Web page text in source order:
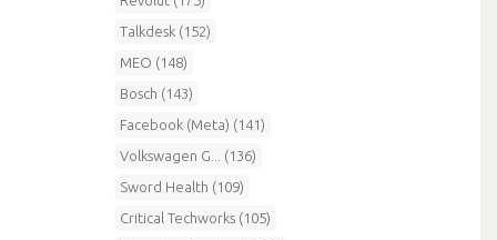
Talkdesk (152)
MEO (148)
Bosch (143)
Facebook (Meta) (141)
Volkswagen G... (136)
Sword Health (109)
Critical Techworks (105)